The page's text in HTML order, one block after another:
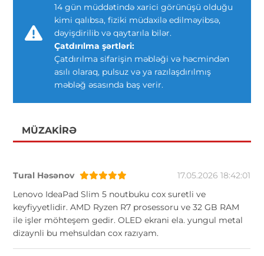
14 gün müddətində xarici görünüşü olduğu
kimi qalıbsa, fiziki müdaxilə edilməyibsə,
dəyişdirilib və qaytarıla bilər.
Çatdırılma şərtləri:
Çatdırılma sifarişin məbləği və həcmindən
asılı olaraq, pulsuz və ya razılaşdırılmış
məbləğ əsasında baş verir.
MÜZAKIRƏ
Tural Həsənov
17.05.2026 18:42:01
Lenovo IdeaPad Slim 5 noutbuku cox suretli ve
keyfiyyetlidir. AMD Ryzen R7 prosessoru ve 32 GB RAM
ile işler möhteşem gedir. OLED ekrani ela. yungul metal
dizaynli bu mehsuldan cox razıyam.